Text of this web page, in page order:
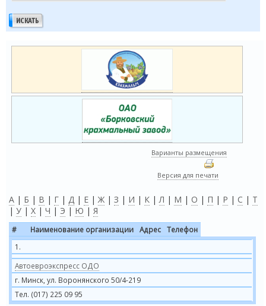
Варианты размещения
Версия для печати
А | Б | В | Г | Д | Е | Ж | З | И | К |Л | М | О | П | Р | С | Т
| У | Х | Ч | Э | Ю | Я
# Наименование организации Адрес
Телефон
1.
Автоевроэкспресс ОДО
г. Минск, ул. Воронянского 50/4-219
Тел. (017) 225 09 95